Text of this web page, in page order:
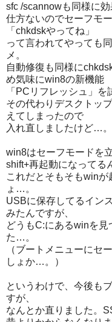
sfc /scannowも同様に効
仕方ないのでセーフモ
「chkdskやってね」
って言われてやっても
メ。
自動修復も同様に
め気味にwin8の新機能
「PCリフレッシュ」を
その代わりデスクトッ
えてしまったので
入れ直しましたけど…。
win8はセーフモードを
shift+再起動になってる
これだとそもそもwin
ょ…。
USBに保存してるイン
みたんですが、
どうもC:にあるwinを
た…。
（ブートメニューにセ
しょか…。）
というわけで、今後も
すが、
なんとか直りました。